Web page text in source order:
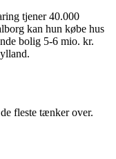
tjener 40.000
kan hun købe hus
bolig 5-6 mio. kr.
fleste tænker over.